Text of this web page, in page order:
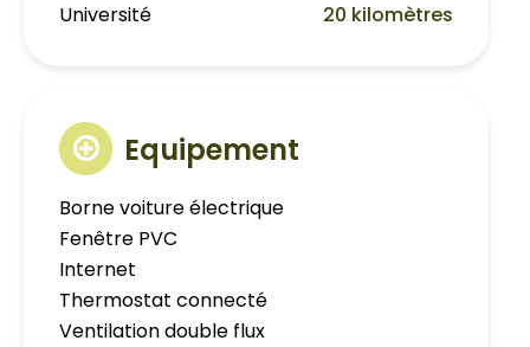
Université
20 kilomètres
Equipement
Borne voiture électrique
Fenêtre PVC
Internet
Thermostat connecté
Ventilation double flux